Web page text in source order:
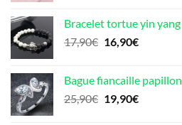
était :
24,90€.
est :
22,50€.
Bracelet tortue yin yang
17,90€ Le
était :
17,90€.
16,90€Le
est :
16,90€.
Bague fiancaille papillon
25,90€ Le
19,90€Le